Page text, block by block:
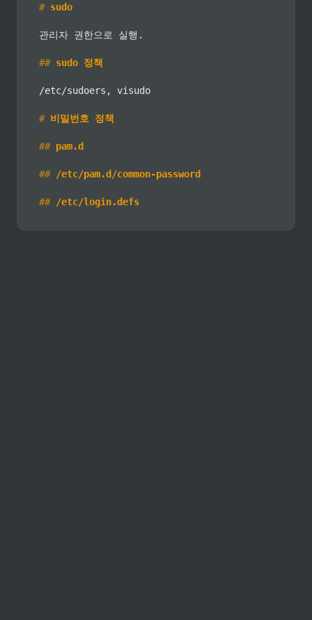
# sudo
관리자 권한으로 실행.
## sudo 정책
/etc/sudoers, visudo
# 비밀번호 정책
## pam.d
## /etc/pam.d/common-password
## /etc/login.defs